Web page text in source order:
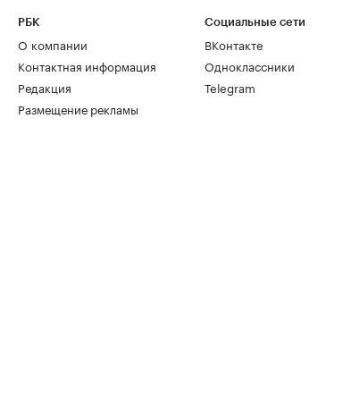
РБК
О компании
Контактная информация
Редакция
Размещение рекламы
Социальные сети
ВКонтакте
Одноклассники
Telegram